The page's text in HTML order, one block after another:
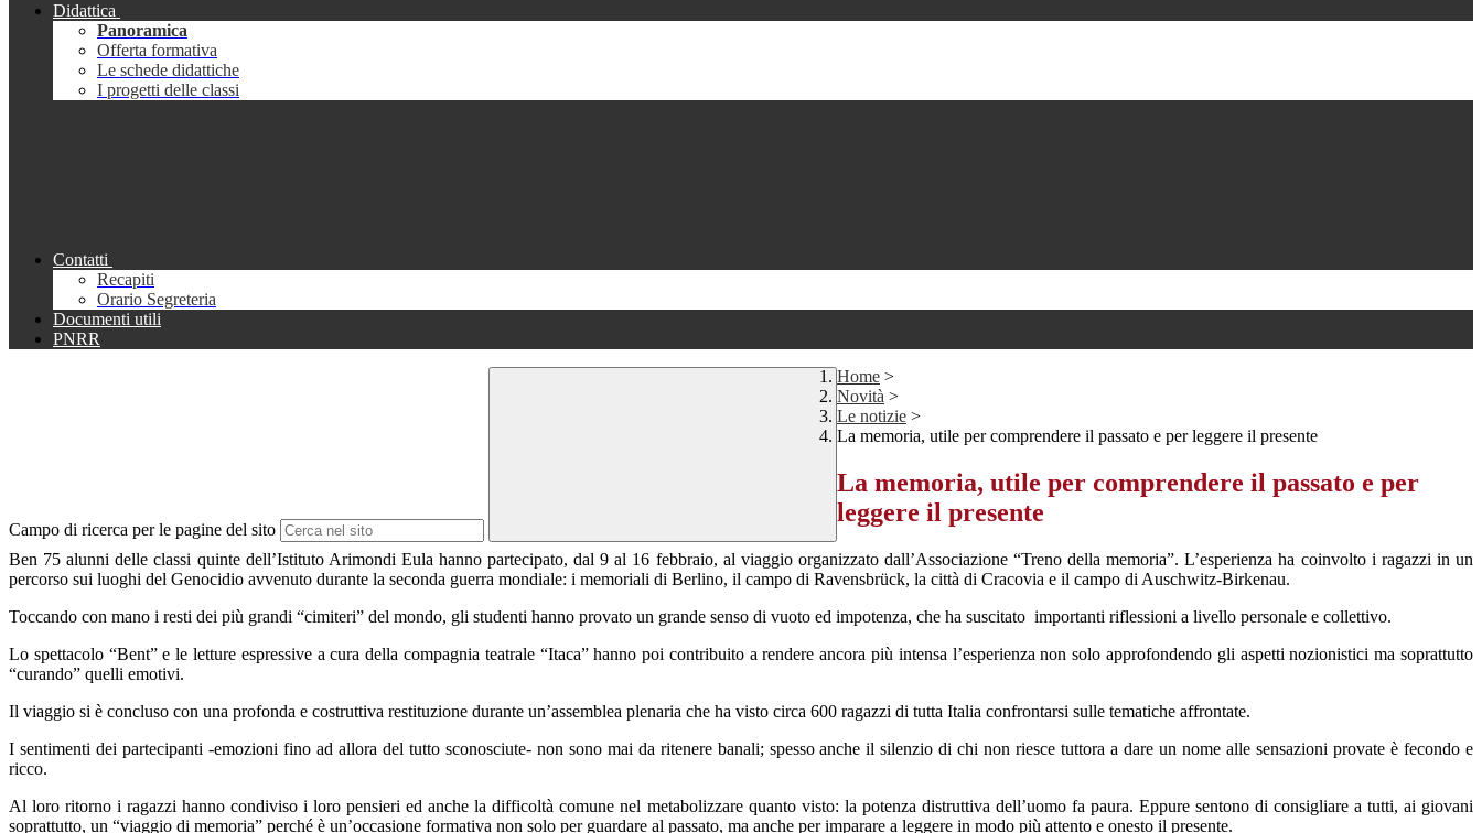
Didattica
Panoramica
Offerta formativa
Le schede didattiche
I progetti delle classi
Contatti
Recapiti
Orario Segreteria
Documenti utili
PNRR
Campo di ricerca per le pagine del sito
Home >
Novità >
Le notizie >
La memoria, utile per comprendere il passato e per leggere il presente
La memoria, utile per comprendere il passato e per
leggere il presente
Ben 75 alunni delle classi quinte dell’Istituto Arimondi Eula hanno partecipato, dal 9 al 16 febbraio, al viaggio organizzato dall’Associazione “Treno della memoria”. L’esperienza ha coinvolto i ragazzi in un
percorso sui luoghi del Genocidio avvenuto durante la seconda guerra mondiale: i memoriali di Berlino, il campo di Ravensbrück, la città di Cracovia e il campo di Auschwitz-Birkenau.
Toccando con mano i resti dei più grandi “cimiteri” del mondo, gli studenti hanno provato un grande senso di vuoto ed impotenza, che ha suscitato importanti riflessioni a livello personale e collettivo.
Lo spettacolo “Bent” e le letture espressive a cura della compagnia teatrale “Itaca” hanno poi contribuito a rendere ancora più intensa l’esperienza non solo approfondendo gli aspetti nozionistici ma soprattutto
“curando” quelli emotivi.
Il viaggio si è concluso con una profonda e costruttiva restituzione durante un’assemblea plenaria che ha visto circa 600 ragazzi di tutta Italia confrontarsi sulle tematiche affrontate.
I sentimenti dei partecipanti -emozioni fino ad allora del tutto sconosciute- non sono mai da ritenere banali; spesso anche il silenzio di chi non riesce tuttora a dare un nome alle sensazioni provate è fecondo e
ricco.
Al loro ritorno i ragazzi hanno condiviso i loro pensieri ed anche la difficoltà comune nel metabolizzare quanto visto: la potenza distruttiva dell’uomo fa paura. Eppure sentono di consigliare a tutti, ai giovani
soprattutto, un “viaggio di memoria” perché è un’occasione formativa non solo per guardare al passato, ma anche per imparare a leggere in modo più attento e onesto il presente.